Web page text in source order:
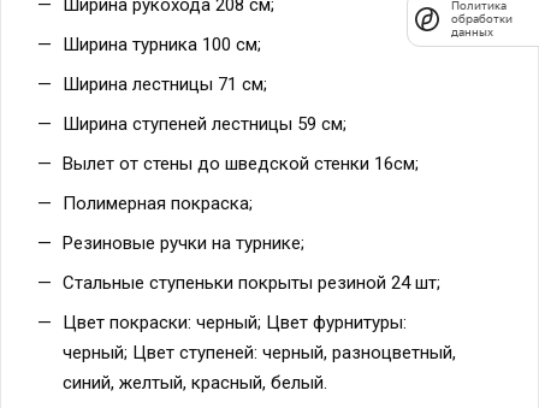
Ширина рукохода 208 см;
Ширина турника 100 см;
Ширина лестницы 71 см;
Ширина ступеней лестницы 59 см;
Вылет от стены до шведской стенки 16см;
Полимерная покраска;
Резиновые ручки на турнике;
Стальные ступеньки покрыты резиной 24 шт;
Цвет покраски: черный; Цвет фурнитуры:
черный; Цвет ступеней: черный, разноцветный,
синий, желтый, красный, белый.
Политика
обработки
данных